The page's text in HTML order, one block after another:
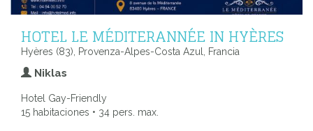
HOTEL LE MÉDITERANNÉE IN HYÈRES
Hyères (83), Provenza-Alpes-Costa Azul, Francia
Niklas
Hotel Gay-Friendly
15 habitaciones • 34 pers. max.